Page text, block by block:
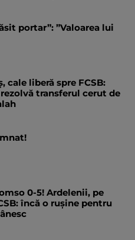
portar”: ”Valoarea lui
cale liberă spre FCSB:
transferul cerut de
0-5! Ardelenii, pe
încă o rușine pentru